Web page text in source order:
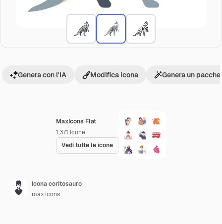
MaxIcons Flat
1,371 Icone
Vedi tutte le icone
Genera con l'IA Modifica icona Genera un
Icona coritosauro
max.icons